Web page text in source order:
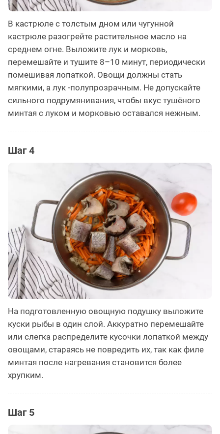
В кастрюле с толстым дном или чугунной
кастрюле разогрейте растительное масло на
среднем огне. Выложите лук и морковь,
перемешайте и тушите 8–10 минут, периодически
помешивая лопаткой. Овощи должны стать
мягкими, а лук -полупрозрачным. Не допускайте
сильного подрумянивания, чтобы вкус тушёного
минтая с луком и морковью оставался нежным.
Шаг 4
На подготовленную овощную подушку выложите
куски рыбы в один слой. Аккуратно перемешайте
или слегка распределите кусочки лопаткой между
овощами, стараясь не повредить их, так как филе
минтая после нагревания становится более
хрупким.
Шаг 5